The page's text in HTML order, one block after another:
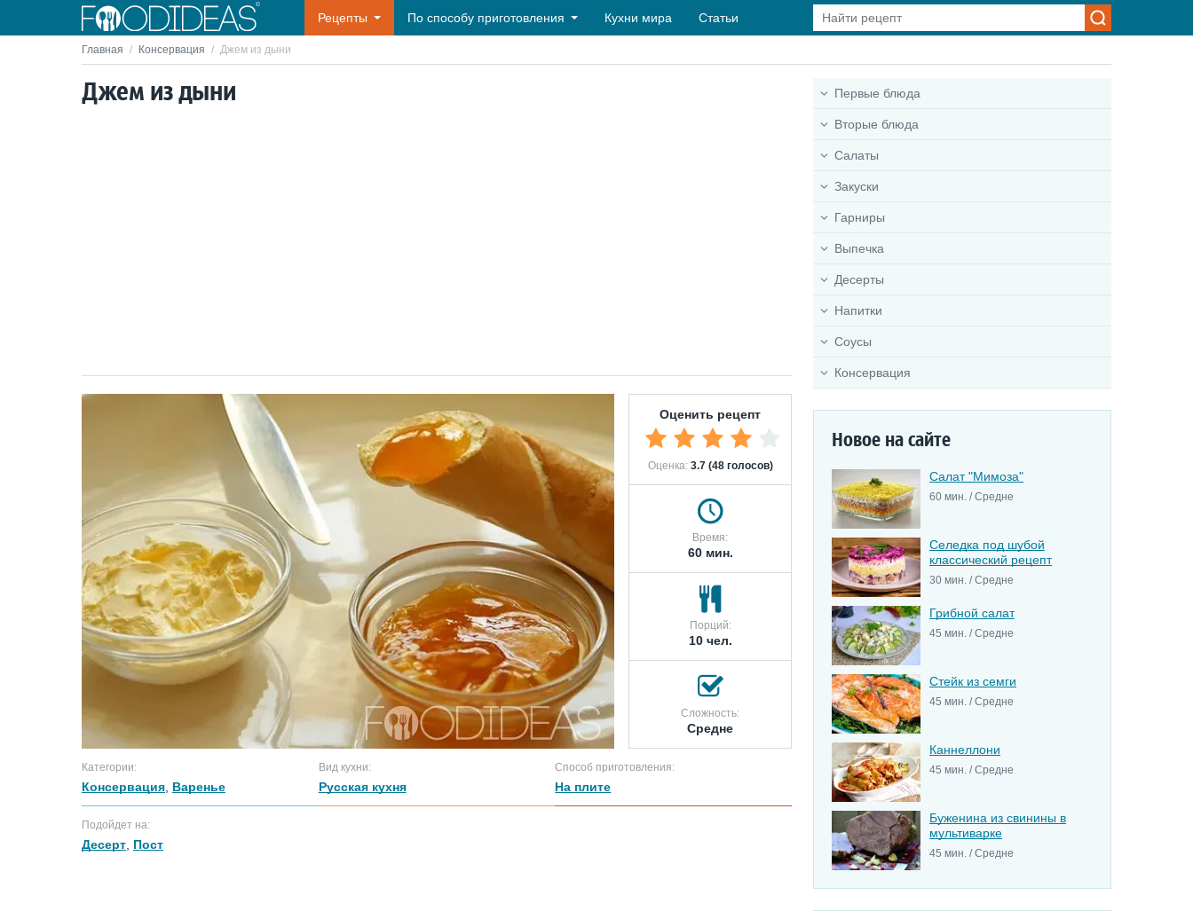
Рецепты По способу приготовления Кухни мира Статьи
Главная / Консервация / Джем из дыни
Джем из дыни
Оценить рецепт
Оценка: 3.7 (48 голосов)
Время:
60 мин.
Порций:
10 чел.
Сложность:
Средне
Категории:
Консервация Варенье
Вид кухни:
Русская кухня
Способ приготовления:
На плите
Подойдет на:
Десерт Пост
Первые блюда
Вторые блюда
Салаты
Закуски
Гарниры
Выпечка
Десерты
Напитки
Соусы
Консервация
Новое на сайте
Салат "Мимоза"
60 мин. / Средне
Селедка под шубой
классический рецепт
30 мин. / Средне
Грибной салат
45 мин. / Средне
Стейк из семги
45 мин. / Средне
Каннеллони
45 мин. / Средне
Буженина из свинины в
мультиварке
45 мин. / Средне